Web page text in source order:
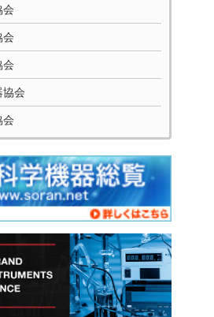
会
会
会
協会
会